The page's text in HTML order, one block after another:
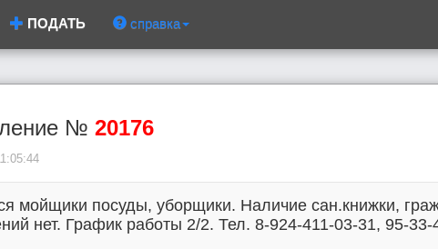
ПОДАТЬ справка
№ 20176
мойщики посуды, уборщики. Наличие сан.книжки,
нет. График работы 2/2. Тел. 8-924-411-03-31, 95-33-